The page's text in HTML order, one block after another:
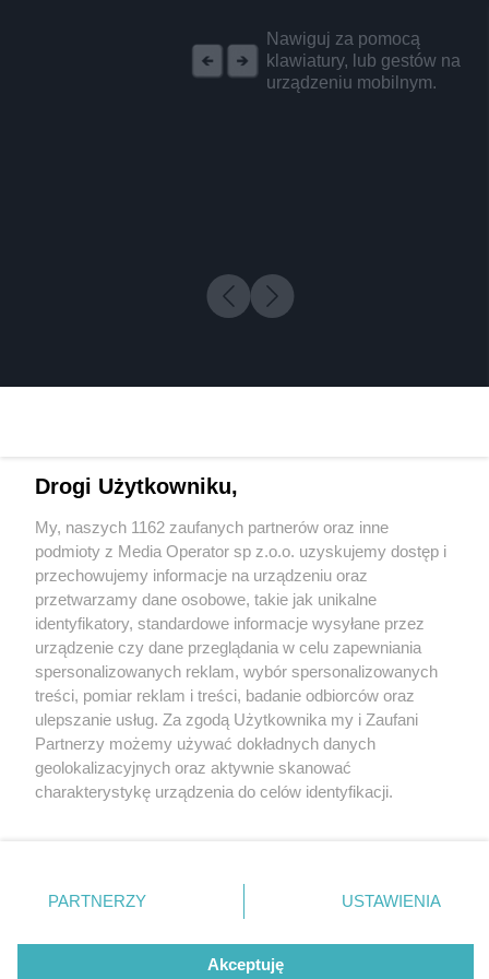
Nawiguj za pomocą
klawiatury, lub gestów na
urządzeniu mobilnym.
2 / 0
Wydawca mediów lokalnych
Nie zapomnij
zapoznać się z:
polityką prywatności
Twojemiasto
Piekary Śląskie
Chorzów
Tarnowskie Góry
Gliwice
Skontakuj sięz nami
Kontakt
Redakcja
Newsletter
Drogi Użytkowniku,
My, naszych 1162 zaufanych partnerów oraz inne
podmioty z Media Operator sp z.o.o. uzyskujemy dostęp i
przechowujemy informacje na urządzeniu oraz
przetwarzamy dane osobowe, takie jak unikalne
identyfikatory, standardowe informacje wysyłane przez
urządzenie czy dane przeglądania w celu zapewniania
spersonalizowanych reklam, wybór spersonalizowanych
treści, pomiar reklam i treści, badanie odbiorców oraz
ulepszanie usług. Za zgodą Użytkownika my i Zaufani
Partnerzy możemy używać dokładnych danych
geolokalizacyjnych oraz aktywnie skanować
charakterystykę urządzenia do celów identyfikacji.
zmienić/wycofać klikając przycisk ustawień prywatności
znajdujący się w lewym dolnym rogu strony
rodzaje przetwarzania danych nie wymagają zgody
użytkownika, ale masz prawo sprzeciwić się takiemu
PARTNERZY USTAWIENIA
Akceptuję